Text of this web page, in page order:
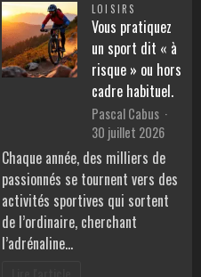
LOISIRS
Vous pratiquez
un sport dit « à
risque » ou hors
cadre habituel.
Pascal Cabus
30 juillet 2026
Chaque année, des milliers de
passionnés se tournent vers des
activités sportives qui sortent
de l’ordinaire, cherchant
l’adrénaline…